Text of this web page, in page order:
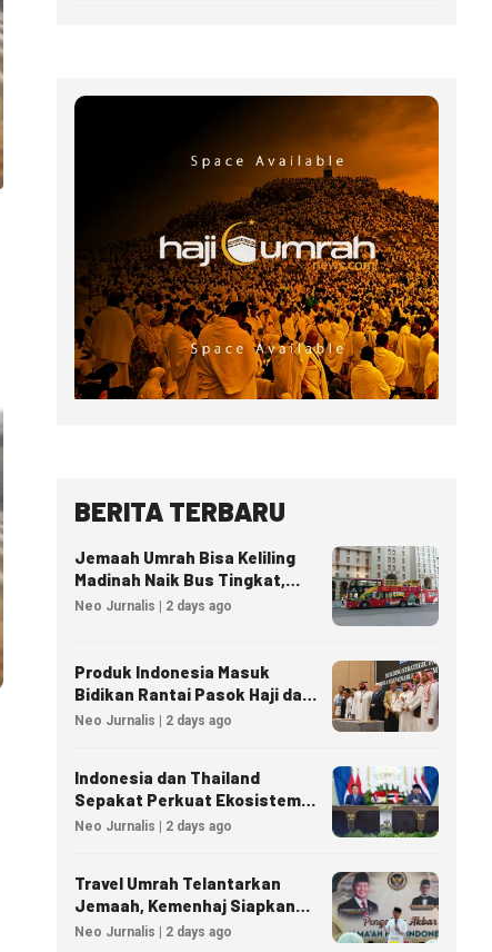
BERITA TERBARU
Jemaah Umrah Bisa Keliling
Madinah Naik Bus Tingkat,
Tiket Mulai 40 Riyal
Neo Jurnalis | 2 days ago
Produk Indonesia Masuk
Bidikan Rantai Pasok Haji dan
Umrah Arab Saudi
Neo Jurnalis | 2 days ago
Indonesia dan Thailand
Sepakat Perkuat Ekosistem
Industri Halal
Neo Jurnalis | 2 days ago
Travel Umrah Telantarkan
Jemaah, Kemenhaj Siapkan
Sanksi Penutupan Izin hingga
Neo Jurnalis | 2 days ago